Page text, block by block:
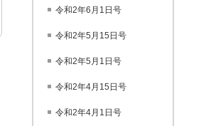
令和2年6月1日号
令和2年5月15日号
令和2年5月1日号
令和2年4月15日号
令和2年4月1日号